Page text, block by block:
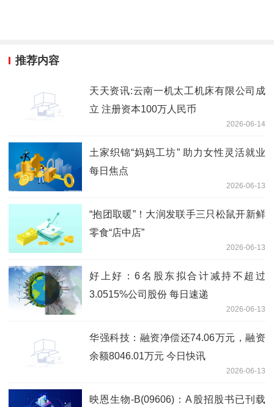
推荐内容
天天资讯:云南一机太工机床有限公司成
立 注册资本100万人民币
2026-06-14
土家织锦“妈妈工坊” 助力女性灵活就业
每日焦点
2026-06-13
“抱团取暖”！大润发联手三只松鼠开新鲜
零食“店中店”
2026-06-13
好上好：6名股东拟合计减持不超过
3.0515%公司股份 每日速递
2026-06-13
华强科技：融资净偿还74.06万元，融资
余额8046.01万元 今日快讯
2026-06-13
映恩生物-B(09606)：A股招股书已刊载